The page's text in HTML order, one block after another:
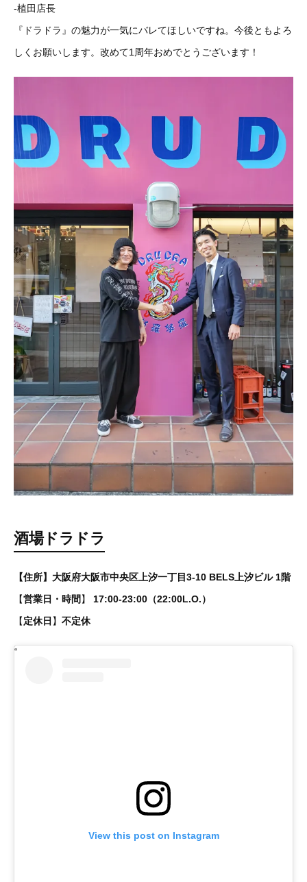
-植田店長
『ドラドラ』の魅力が一気にバレてほしいですね。今後ともよろ
しくお願いします。改めて1周年おめでとうございます！
酒場ドラドラ
【住所】大阪府大阪市中央区上汐一丁目3-10 BELS上汐ビル 1階
【営業日・時間 】
17:00-23:00（22:00L.O.）
【定休日 】 不定休
View this post on Instagram